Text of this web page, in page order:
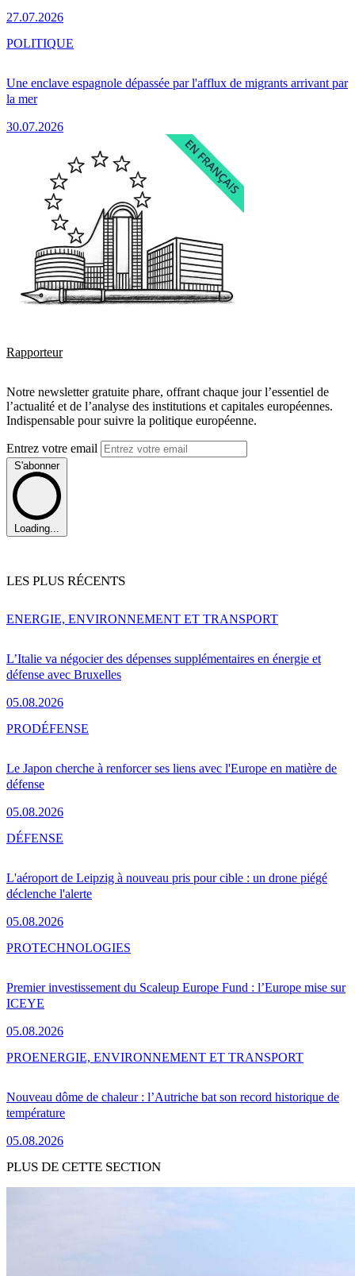
27.07.2026
Une enclave espagnole dépassée par l'afflux de migrants arrivant par
la mer
30.07.2026
POLITIQUE
Rapporteur
Notre newsletter gratuite phare, offrant chaque jour l’essentiel de
l’actualité et de l’analyse des institutions et capitales européennes.
Indispensable pour suivre la politique européenne.
Entrez votre email
S'abonner
Loading...
LES PLUS RÉCENTS
L’Italie va négocier des dépenses supplémentaires en énergie et
défense avec Bruxelles
05.08.2026
ENERGIE, ENVIRONNEMENT ET TRANSPORT
Le Japon cherche à renforcer ses liens avec l'Europe en matière de
défense
05.08.2026
PRODÉFENSE
L'aéroport de Leipzig à nouveau pris pour cible : un drone piégé
déclenche l'alerte
05.08.2026
DÉFENSE
Premier investissement du Scaleup Europe Fund : l’Europe mise sur
ICEYE
05.08.2026
PROTECHNOLOGIES
Nouveau dôme de chaleur : l’Autriche bat son record historique de
température
05.08.2026
PROENERGIE, ENVIRONNEMENT ET TRANSPORT
PLUS DE CETTE SECTION